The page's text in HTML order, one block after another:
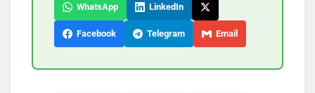
WhatsApp LinkedIn
Facebook Telegram Email